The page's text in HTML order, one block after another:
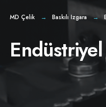
MD Çelik Baskılı Izgara